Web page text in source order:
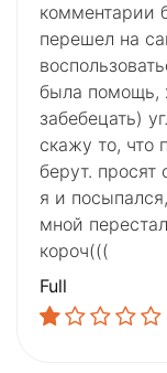
комментарии
перешел на
была помощь,
забебецать)
скажу то, что
берут. просят
я и
мной
короч(((
Full